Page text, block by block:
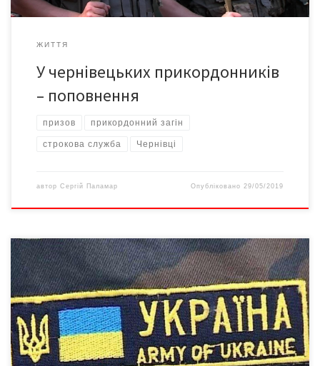
ЖИТТЯ
У чернівецьких прикордонників
– поповнення
призов прикордонний загін
строкова служба Чернівці
автор Сергій Паламар Опубліковано 29/05/2019
Захист Вітчизни, незалежності та територіальної цілісності
України є конституційним обов’язком українців (ст. 65
Конституції та ч. 1 ст. 1 Закону України «Про військовий
обов’язок і військову службу»). Двічі на рік у всіх областях
України проводиться набір на строкову військову службу.
Військовий обов’язок встановлюється з метою підготовки